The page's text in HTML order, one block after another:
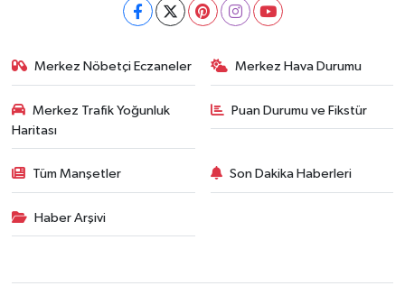
Merkez Nöbetçi Eczaneler Merkez Hava Durumu
Merkez Trafik Yoğunluk
Haritası
Puan Durumu ve Fikstür
Tüm Manşetler Son Dakika Haberleri
Haber Arşivi